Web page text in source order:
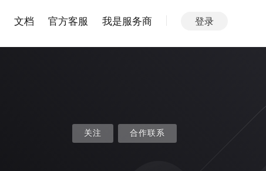
文档 官方客服 我是服务商 登录
关注 合作联系